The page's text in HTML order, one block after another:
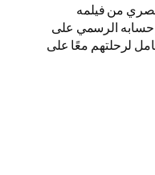
من فيلمه
حسابه الرسمي على
لرحلتهم معًا على